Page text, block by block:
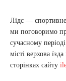
Лідс — спортивне
ми поговоримо
сучасному
місті верхова
сторінках сайту